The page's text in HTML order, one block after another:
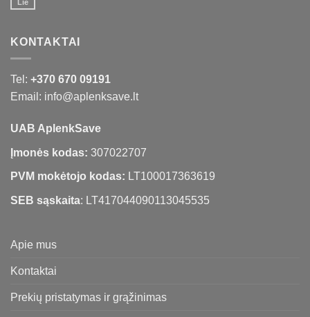
Lie
KONTAKTAI
Tel: +370 670 09191
Email: info@aplenksave.lt
UAB AplenkSave
Įmonės kodas: 307022707
PVM mokėtojo kodas: LT100017363619
SEB sąskaita: LT417044090113045535
Apie mus
Kontaktai
Prekių pristatymas ir grąžinimas